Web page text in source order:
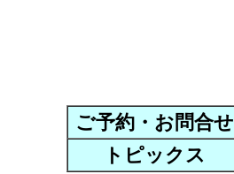
ご予約・お問合せ
トピックス